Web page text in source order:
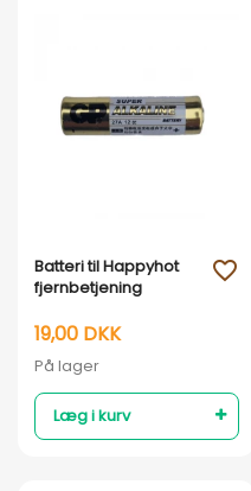
Vis her
Batteri til Happyhot
fjernbetjening
19,00 DKK
På lager
Læg i kurv
favorite_outline